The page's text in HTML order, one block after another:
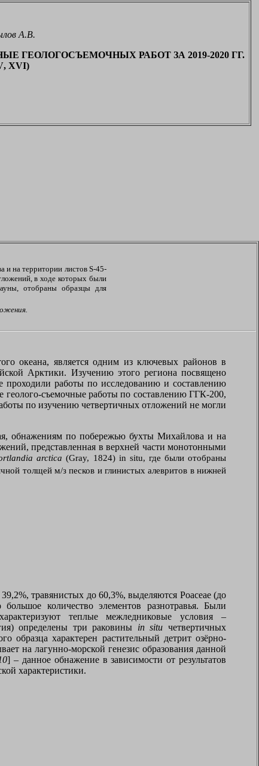
А.В.
РАБОТ ЗА 2019-2020 ГГ.
, XVI)
и на территории листов S-45-
в ходе которых были
отобраны образцы для
океана, является одним из ключевых районов в
Арктики. Изучению этого региона посвящено
проходили работы по исследованию и составлению
съемочные работы по составлению ГГК-200,
по изучению четвертичных отложений не могли
обнажениям по побережью бухты Михайлова и на
представленная в верхней части монотонными
arctica(Gray, 1824) in situ, где были отобраны
толщей м/з песков и глинистых алевритов в нижней
травянистых до 60,3%, выделяются Poaceae(до
количество элементов разнотравья. Были
теплые межледниковые условия –
определены три раковины in situ четвертичных
образца характерен растительный детрит озёрно-
на лагунно-морской генезис образования данной
] – данное обнажение в зависимости от результатов
характеристики.